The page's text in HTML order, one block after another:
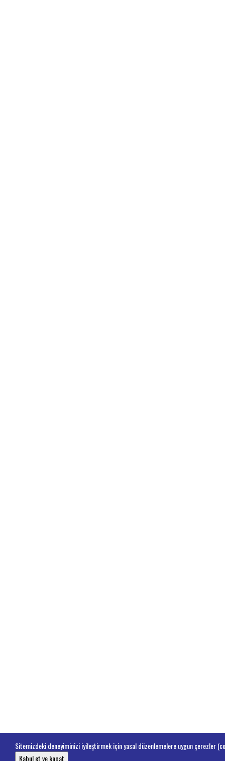
Sitemizdeki deneyiminizi iyileştirmek için yasal düzenlemelere uygun çerezler
Kabul et ve kapat